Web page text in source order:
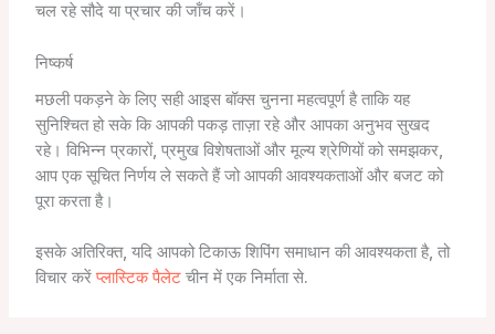
चल रहे सौदे या प्रचार की जाँच करें।
निष्कर्ष
मछली पकड़ने के लिए सही आइस बॉक्स चुनना महत्वपूर्ण है ताकि यह
सुनिश्चित हो सके कि आपकी पकड़ ताज़ा रहे और आपका अनुभव सुखद
रहे। विभिन्न प्रकारों, प्रमुख विशेषताओं और मूल्य श्रेणियों को समझकर,
आप एक सूचित निर्णय ले सकते हैं जो आपकी आवश्यकताओं और बजट को
पूरा करता है।
इसके अतिरिक्त, यदि आपको टिकाऊ शिपिंग समाधान की आवश्यकता है, तो
विचार करेंप्लास्टिक पैलेटचीन में एक निर्माता से.